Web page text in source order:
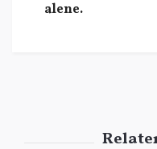
alene.